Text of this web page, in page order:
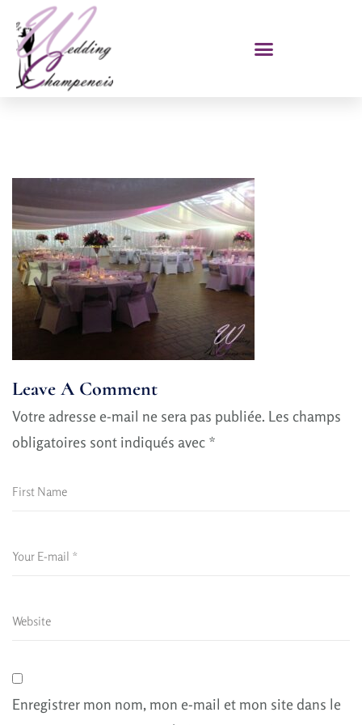
Leave A Comment
Votre adresse e-mail ne sera pas publiée. Les champs
obligatoires sont indiqués avec *
Enregistrer mon nom, mon e-mail et mon site dans le